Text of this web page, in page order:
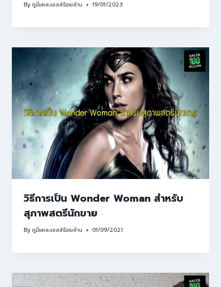
Byกูนี่แหละเซลล์ร้อยล้าน 19/01/2023
วิธีการเป็น Wonder Woman สำหรับ
สุภาพสตรีนักขาย
Byกูนี่แหละเซลล์ร้อยล้าน 01/09/2021